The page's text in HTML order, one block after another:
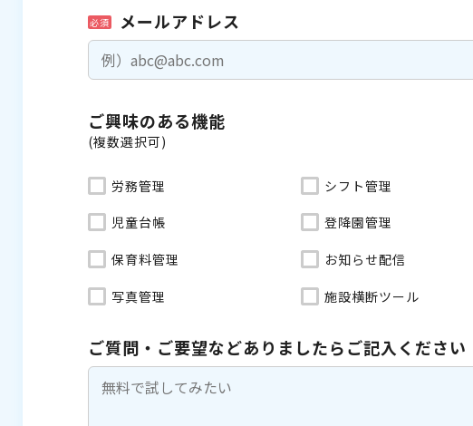
必須 メールアドレス
ご興味のある機能
(複数選択可)
労務管理 シフト管理
児童台帳 登降園管理
保育料管理 お知らせ配信
写真管理 施設横断ツール
ご質問・ご要望などありましたらご記入ください